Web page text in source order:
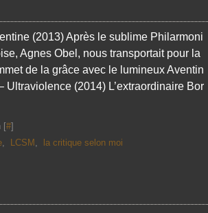
(2013) Après le sublime Philarmoni
Agnes Obel, nous transportait pour la
de la grâce avec le lumineux Aventin
Ultraviolence (2014) L’extraordinaire Bor
[#]
, LCSM , la critique selon moi